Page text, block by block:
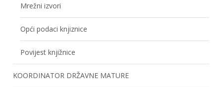
Mrežni izvori
Opći podaci knjiznice
Povijest knjižnice
KOORDINATOR DRŽAVNE MATURE